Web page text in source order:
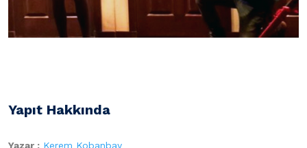
Yapıt Hakkında
Yazar : Kerem Kobanbay